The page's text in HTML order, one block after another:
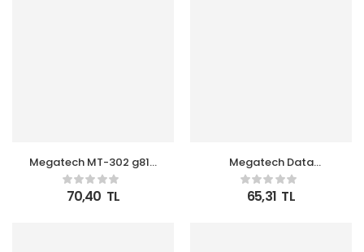
Megatech MT-302 g810
Travel Şarj Aleti
70,40 TL
Megatech Data
Kablosu Hasır 3.1 Amper
İOS Gri
65,31 TL